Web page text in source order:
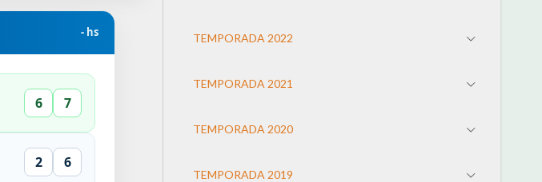
- hs
6 7
2 6
TEMPORADA 2022
TEMPORADA 2021
TEMPORADA 2020
TEMPORADA 2019